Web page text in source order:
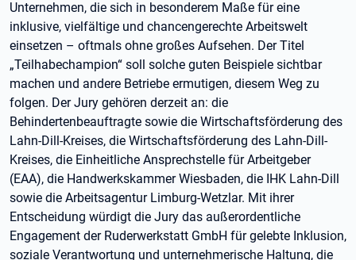
Unternehmen, die sich in besonderem Maße für eine
inklusive, vielfältige und chancengerechte Arbeitswelt
einsetzen – oftmals ohne großes Aufsehen. Der Titel
„Teilhabechampion“ soll solche guten Beispiele sichtbar
machen und andere Betriebe ermutigen, diesem Weg zu
folgen. Der Jury gehören derzeit an: die
Behindertenbeauftragte sowie die Wirtschaftsförderung des
Lahn-Dill-Kreises, die Wirtschaftsförderung des Lahn-Dill-
Kreises, die Einheitliche Ansprechstelle für Arbeitgeber
(EAA), die Handwerkskammer Wiesbaden, die IHK Lahn-Dill
sowie die Arbeitsagentur Limburg-Wetzlar. Mit ihrer
Entscheidung würdigt die Jury das außerordentliche
Engagement der Ruderwerkstatt GmbH für gelebte Inklusion,
soziale Verantwortung und unternehmerische Haltung, die